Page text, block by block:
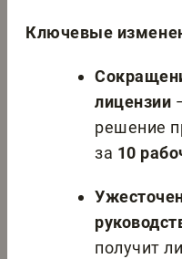
Ключевые
лицензии
решение
за 10
получит